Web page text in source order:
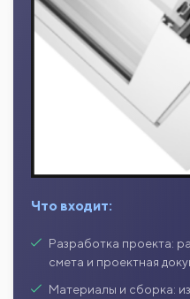
Что входит:
Разработка проекта:
смета и проектная
Материалы и сборка: